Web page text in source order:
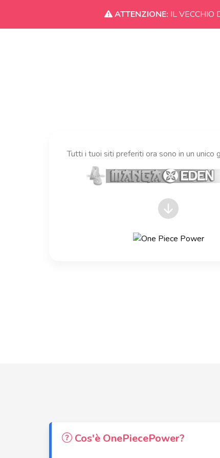
ATTENZIONE: IL VECCHIO
Tutti i tuoi siti preferiti ora sono in un unico
Cos'è OnePiecePower?